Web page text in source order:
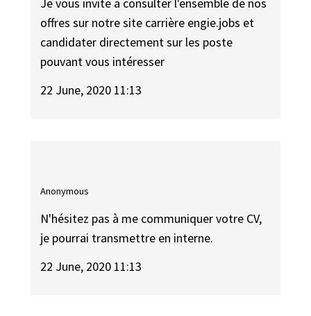
Je vous invite à consulter l'ensemble de nos
offres sur notre site carrière engie.jobs et
candidater directement sur les poste
pouvant vous intéresser
22 June, 2020 11:13
Anonymous
N'hésitez pas à me communiquer votre CV,
je pourrai transmettre en interne.
22 June, 2020 11:13